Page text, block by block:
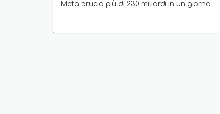
Meta brucia più di 230 miliardi in un giorno